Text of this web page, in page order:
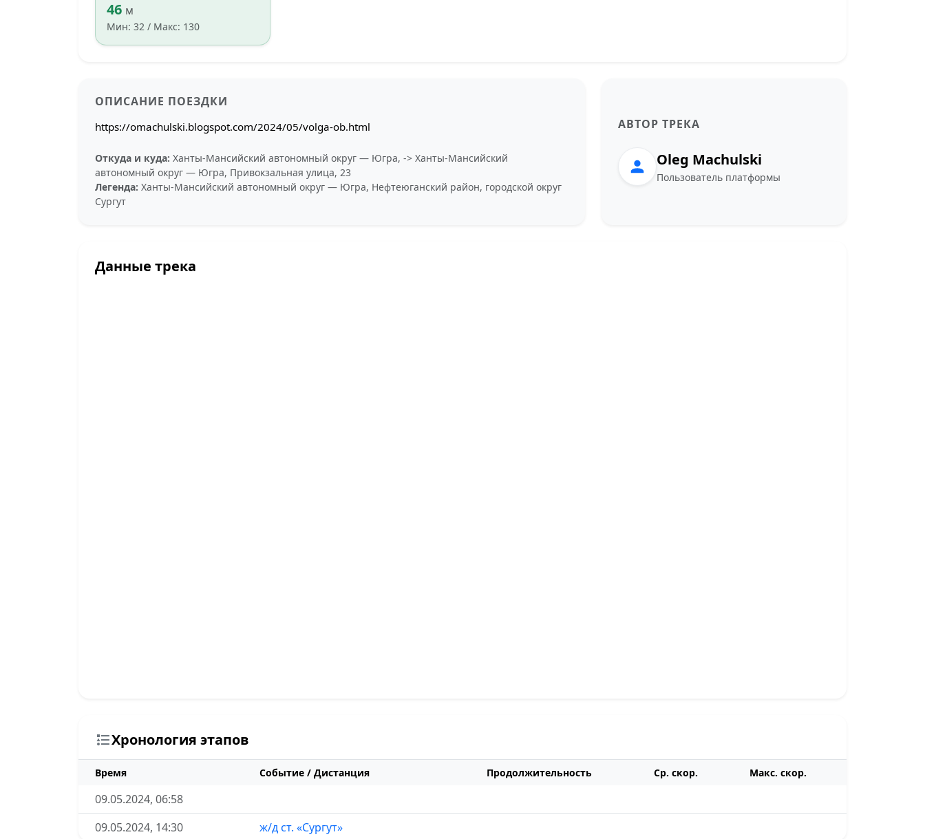
46 м
Мин: 32 / Макс: 130
ОПИСАНИЕ ПОЕЗДКИ
https://omachulski.blogspot.com/2024/05/volga-ob.html
Откуда и куда: Ханты-Мансийский автономный округ — Югра, -> Ханты-Мансийский
автономный округ — Югра, Привокзальная улица, 23
Легенда: Ханты-Мансийский автономный округ — Югра, Нефтеюганский район, городской округ
Сургут
АВТОР ТРЕКА
Oleg Machulski
Пользователь платформы
Данные трека
Хронология этапов
Время Событие / Дистанция Продолжительность Ср. скор. Макс. скор.
09.05.2024, 06:58
09.05.2024, 14:30
ж/д ст. «Сургут»